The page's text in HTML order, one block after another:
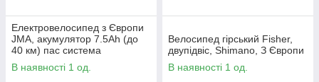
Електровелосипед з Європи
JMA, акумулятор 7.5Ah (до
40 км) пас система
В наявності 1 од.
Велосипед гірський Fisher,
двупідвіс, Shimano, З Європи
В наявності 1 од.